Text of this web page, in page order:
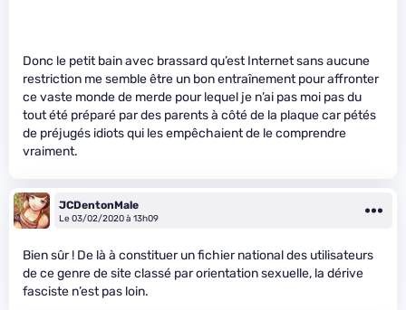
Donc le petit bain avec brassard qu’est Internet sans aucune
restriction me semble être un bon entraînement pour affronter
ce vaste monde de merde pour lequel je n’ai pas moi pas du
tout été préparé par des parents à côté de la plaque car pétés
de préjugés idiots qui les empêchaient de le comprendre
vraiment.
JCDentonMale
Le 03/02/2020 à 13h09
Bien sûr ! De là à constituer un fichier national des utilisateurs
de ce genre de site classé par orientation sexuelle, la dérive
fasciste n’est pas loin.